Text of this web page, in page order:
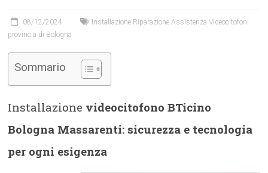
08/12/2024
Installazione Riparazione Assistenza Videocitofoni
provincia di Bologna
Sommario
Installazione videocitofono BTicino
Bologna Massarenti: sicurezza e tecnologia
per ogni esigenza